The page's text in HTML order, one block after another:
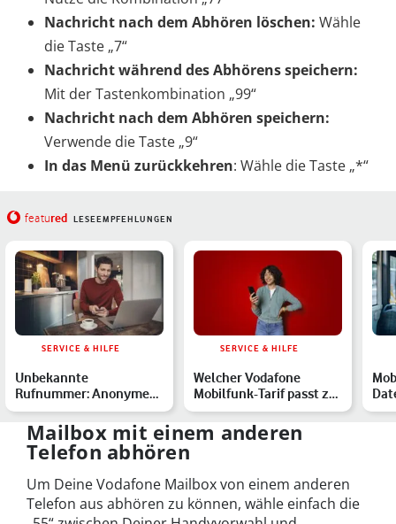
Nachricht nach dem Abhören löschen: Wähle
die Taste „7“
Nachricht während des Abhörens speichern:
Mit der Tastenkombination „99“
Nachricht nach dem Abhören speichern:
Verwende die Taste „9“
In das Menü zurückkehren: Wähle die Taste „*“
featured LESEEMPFEHLUNGEN
SERVICE & HILFE
Unbekannte
Rufnummer: Anonyme
Anrufe identifizieren,
blockieren u…
SERVICE & HILFE
Welcher Vodafone
Mobilfunk-Tarif passt zu
Dir?
Mailbox mit einem anderen
Telefon abhören
Um Deine Vodafone Mailbox von einem anderen
Telefon aus abhören zu können, wähle einfach die